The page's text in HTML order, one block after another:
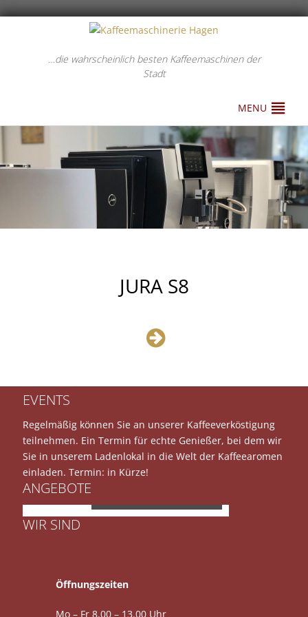
…die wahrscheinlich besten Kaffeemaschinen der
Stadt
MENU
JURA S8
EVENTS
Regelmäßig können Sie an unserer Kaffeeverköstigung
teilnehmen. Ein Termin für echte Genießer, bei dem wir
Sie in unserem Ladenlokal in die Welt der Kaffeearomen
einladen. Termin: in Kürze!
ANGEBOTE
WIR SIND
Öffnungszeiten
Mo – Fr 8.00 – 13.00 Uhr